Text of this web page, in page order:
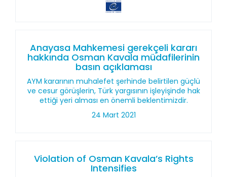
Anayasa Mahkemesi gerekçeli kararı
hakkında Osman Kavala müdafilerinin
basın açıklaması
AYM kararının muhalefet şerhinde belirtilen güçlü
ve cesur görüşlerin, Türk yargısının işleyişinde hak
ettiği yeri alması en önemli beklentimizdir.
24 Mart 2021
Violation of Osman Kavala’s Rights
Intensifies